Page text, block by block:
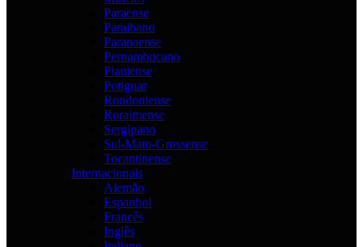
Paraense
Paraibano
Paranaense
Pernambucano
Piauiense
Potiguar
Rondoniense
Roraimense
Sergipano
Sul-Mato-Grossense
Tocantinense
Internacionais
Alemão
Espanhol
Francês
Inglês